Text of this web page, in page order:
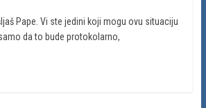
Pape. Vi ste jedini koji mogu ovu situaciju
da to bude protokolarno,